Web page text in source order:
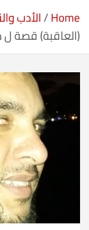
Home الأدب
(العاقبة) قصة